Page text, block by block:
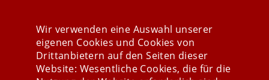
Wir verwenden eine Auswahl unserer
eigenen Cookies und Cookies von
Drittanbietern auf den Seiten dieser
Website: Wesentliche Cookies, die für die